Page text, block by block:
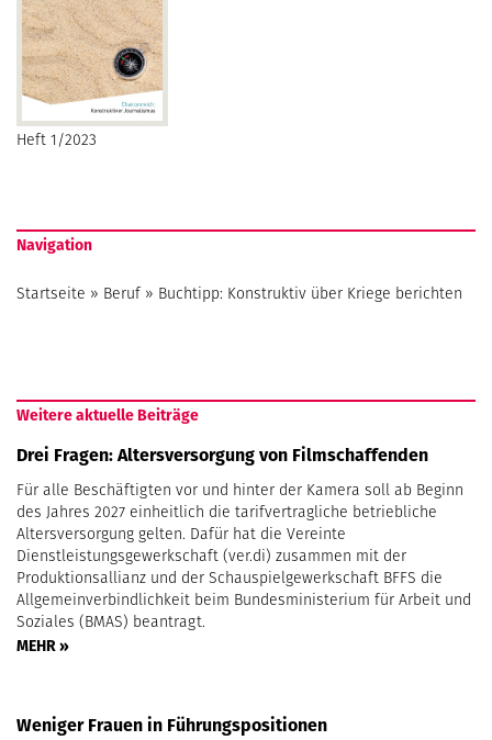
Heft 1/2023
Navigation
Startseite » Beruf» Buchtipp: Konstruktiv über Kriege berichten
Weitere aktuelle Beiträge
Drei Fragen: Altersversorgung von Filmschaffenden
Für alle Beschäftigten vor und hinter der Kamera soll ab Beginn
des Jahres 2027 einheitlich die tarifvertragliche betriebliche
Altersversorgung gelten. Dafür hat die Vereinte
Dienstleistungsgewerkschaft (ver.di) zusammen mit der
Produktionsallianz und der Schauspielgewerkschaft BFFS die
Allgemeinverbindlichkeit beim Bundesministerium für Arbeit und
Soziales (BMAS) beantragt.
MEHR »
Weniger Frauen in Führungspositionen